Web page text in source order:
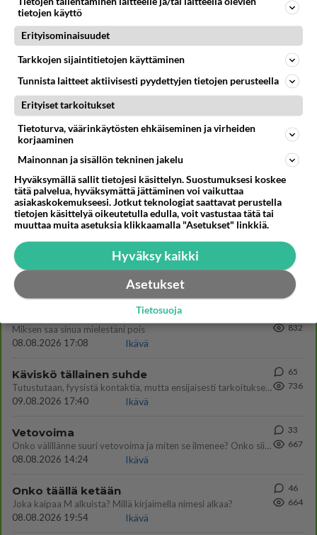
LUETUIMMAT KESKUSTELUT
Poliisi yritti murhata mopopojan
Nyt menee kissalan poikien touhu liian pitkälle! https://www.is.fi/kotimaa/art-2000012193221.html Karu video mopomiiti
08.08.2026 21:05
705
2500
Mopomiitti!
08.08.2026 18:32
Tuusula
461
1453
Ei se nainen edes oo
mitenkään nätti 🤣🤣🤣🤣🤣
08.08.2026 19:19
Ikävä
Poliisi kiilasi mopoilijan
Ylellä leviää video jossa poliisi pysäyttää rajusti kiilamalla mopo pojan. Toivottavasti poliisi ottaa tuosta mallia myö
08.08.2026 19:55
Kiuruvesi
258
1140
Miksen saa sinua mielestäni pois
08.08.2026 17:08
Ikävä
832
Käviskö tällainen suhde
Tutustutaan, fyysistä kontaktia, mutta ensijaisesti tarkoituksena ei ole aloittaa mitään virallista tai rikkoa mitään? E
09.08.2026 17:40
Ikävä
65
736
Vetovoima
Onko välillänne suuri vetovoima ja miten se ilmenee? Onko siitä haittaa?
08.08.2026 14:24
Ikävä
33
667
Onko täällä ketään
Joka kaipaa M alkuista? Millä kirjaimella nimesi alkaa?
08.08.2026 19:54
Ikävä
46
664
tietojen käyttö
Erityisominaisuudet
Tarkkojen sijaintitietojen käyttäminen
Tunnista laitteet aktiivisesti pyydettyjen tietojen perusteella
Erityiset tarkoitukset
Tietoturva, väärinkäytösten ehkäiseminen ja virheiden
korjaaminen
Mainonnan ja sisällön tekninen jakelu
Hyväksymällä sallit tietojesi käsittelyn. Suostumuksesi koskee
tätä palvelua, hyväksymättä jättäminen voi vaikuttaa
asiakaskokemukseesi. Jotkut teknologiat saattavat perustella
tietojen käsittelyä oikeutetulla edulla, voit vastustaa tätä tai
muuttaa muita asetuksia klikkaamalla "Asetukset" linkkiä.
Hyväksy kaikki
Asetukset
Tietosuoja